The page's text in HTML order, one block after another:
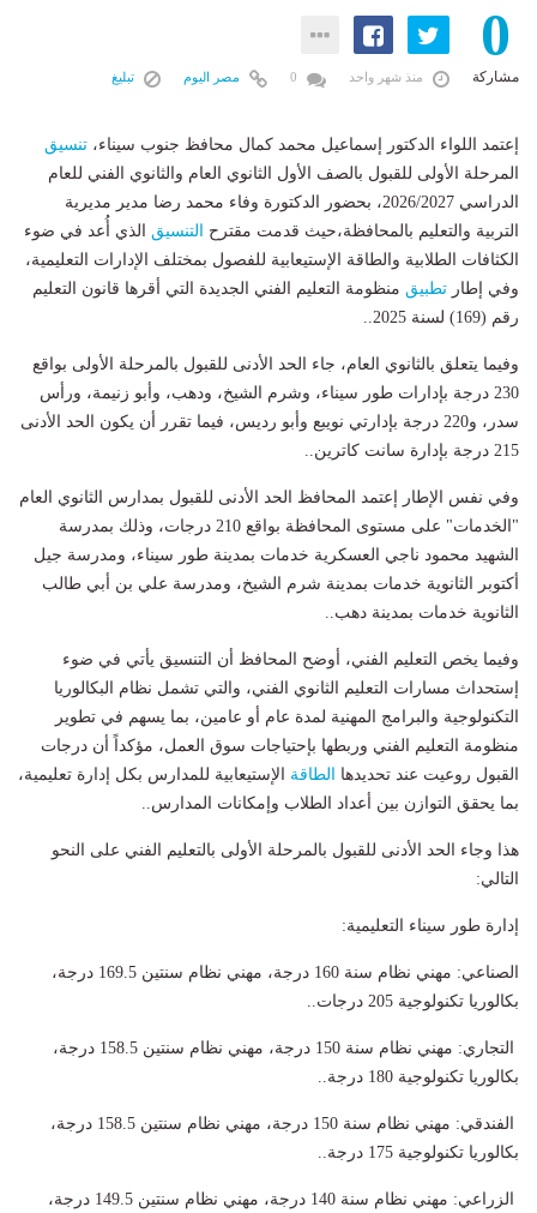
0
مشاركة منذ شهر واحد مصر اليوم تبليغ
إعتمد اللواء الدكتور إسماعيل محمد كمال محافظ جنوب سيناء، تنسيق
المرحلة الأولى للقبول بالصف الأول الثانوي العام والثانوي الفني للعام
الدراسي 2026/2027، بحضور الدكتورة وفاء محمد رضا مدير مديرية
التربية والتعليم بالمحافظة،حيث قدمت مقترح
التنسيق الذي أُعد في ضوء
الكثافات الطلابية والطاقة الإستيعابية للفصول بمختلف الإدارات التعليمية،
وفي إطار تطبيق منظومة التعليم الفني الجديدة التي أقرها قانون التعليم
رقم (169) لسنة 2025..
وفيما يتعلق بالثانوي العام، جاء الحد الأدنى للقبول بالمرحلة الأولى بواقع
230 درجة بإدارات طور سيناء، وشرم الشيخ، ودهب، وأبو زنيمة، ورأس
سدر، و220 درجة بإدارتي نويبع وأبو رديس، فيما تقرر أن يكون الحد الأدنى
215 درجة بإدارة سانت كاترين..
وفي نفس الإطار إعتمد المحافظ الحد الأدنى للقبول بمدارس الثانوي العام
"الخدمات" على مستوى المحافظة بواقع 210 درجات، وذلك بمدرسة
الشهيد محمود ناجي العسكرية خدمات بمدينة طور سيناء، ومدرسة جيل
أكتوبر الثانوية خدمات بمدينة شرم الشيخ، ومدرسة علي بن أبي طالب
الثانوية خدمات بمدينة دهب..
وفيما يخص التعليم الفني، أوضح المحافظ أن التنسيق يأتي في ضوء
إستحداث مسارات التعليم الثانوي الفني، والتي تشمل نظام البكالوريا
التكنولوجية والبرامج المهنية لمدة عام أو عامين، بما يسهم في تطوير
منظومة التعليم الفني وربطها بإحتياجات سوق العمل، مؤكداً أن درجات
القبول روعيت عند تحديدها
الطاقة الإستيعابية للمدارس بكل إدارة تعليمية،
بما يحقق التوازن بين أعداد الطلاب وإمكانات المدارس..
هذا وجاء الحد الأدنى للقبول بالمرحلة الأولى بالتعليم الفني على النحو
التالي:
إدارة طور سيناء التعليمية:
الصناعي: مهني نظام سنة 160 درجة، مهني نظام سنتين 169.5 درجة،
بكالوريا تكنولوجية 205 درجات..
التجاري: مهني نظام سنة 150 درجة، مهني نظام سنتين 158.5 درجة،
بكالوريا تكنولوجية 180 درجة..
الفندقي: مهني نظام سنة 150 درجة، مهني نظام سنتين 158.5 درجة،
بكالوريا تكنولوجية 175 درجة..
الزراعي: مهني نظام سنة 140 درجة، مهني نظام سنتين 149.5 درجة،